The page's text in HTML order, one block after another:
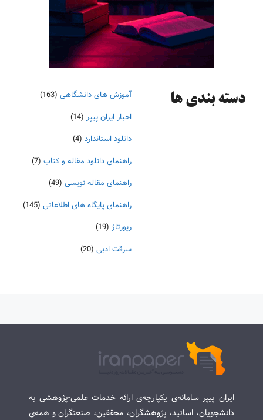
دسته‌ بندی ها آموزش های دانشگاهی (163)
اخبار ایران پیپر (14)
دانلود استاندارد (4)
راهنمای دانلود مقاله و کتاب (7)
راهنمای مقاله نویسی (49)
راهنمای پایگاه های اطلاعاتی (145)
رپورتاژ (19)
سرقت ادبی (20)
ایران پیپر سامانه‌ی یکپارچه‌ی ارائه خدمات علمی-پژوهشی به
دانشجویان، اساتید، پژوهشگران، محققین، صنعتگران و همه‌ی